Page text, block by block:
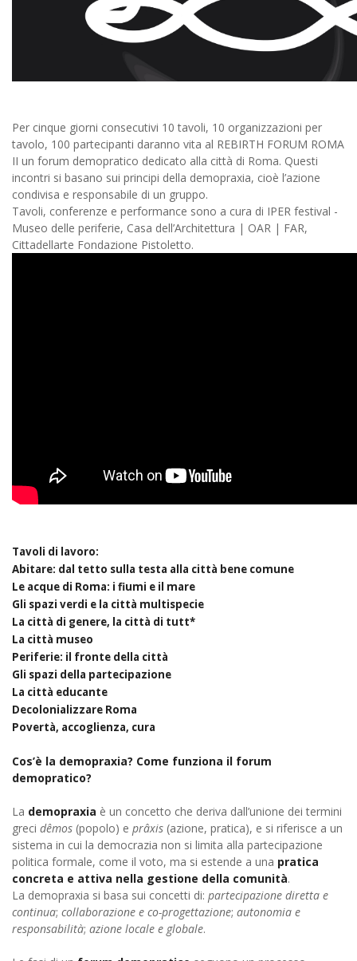
Per cinque giorni consecutivi 10 tavoli, 10 organizzazioni per
tavolo, 100 partecipanti daranno vita al REBIRTH FORUM ROMA
II un forum demopratico dedicato alla città di Roma. Questi
incontri si basano sui principi della demopraxia, cioè l’azione
condivisa e responsabile di un gruppo.
Tavoli, conferenze e performance sono a cura di IPER festival -
Museo delle periferie, Casa dell’Architettura | OAR | FAR,
Cittadellarte Fondazione Pistoletto.
Tavoli di lavoro:
Abitare: dal tetto sulla testa alla città bene comune
Le acque di Roma: i fiumi e il mare
Gli spazi verdi e la città multispecie
La città di genere, la città di tutt*
La città museo
Periferie: il fronte della città
Gli spazi della partecipazione
La città educante
Decolonializzare Roma
Povertà, accoglienza, cura
Cos’è la demopraxia? Come funziona il forum
demopratico?
La demopraxia è un concetto che deriva dall’unione dei termini
greci dêmos (popolo) e prâxis (azione, pratica), e si riferisce a un
sistema in cui la democrazia non si limita alla partecipazione
politica formale, come il voto, ma si estende a una pratica
concreta e attiva nella gestione della comunità.
La demopraxia si basa sui concetti di: partecipazione diretta e
continua; collaborazione e co-progettazione; autonomia e
responsabilità; azione locale e globale.